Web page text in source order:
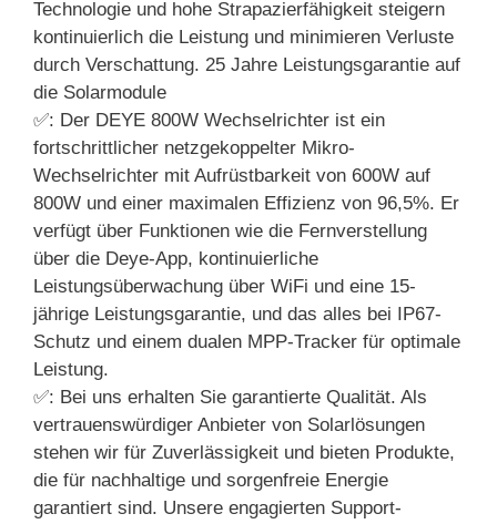
Technologie und hohe Strapazierfähigkeit steigern
kontinuierlich die Leistung und minimieren Verluste
durch Verschattung. 25 Jahre Leistungsgarantie auf
die Solarmodule
✅: Der DEYE 800W Wechselrichter ist ein
fortschrittlicher netzgekoppelter Mikro-
Wechselrichter mit Aufrüstbarkeit von 600W auf
800W und einer maximalen Effizienz von 96,5%. Er
verfügt über Funktionen wie die Fernverstellung
über die Deye-App, kontinuierliche
Leistungsüberwachung über WiFi und eine 15-
jährige Leistungsgarantie, und das alles bei IP67-
Schutz und einem dualen MPP-Tracker für optimale
Leistung.
✅: Bei uns erhalten Sie garantierte Qualität. Als
vertrauenswürdiger Anbieter von Solarlösungen
stehen wir für Zuverlässigkeit und bieten Produkte,
die für nachhaltige und sorgenfreie Energie
garantiert sind. Unsere engagierten Support-